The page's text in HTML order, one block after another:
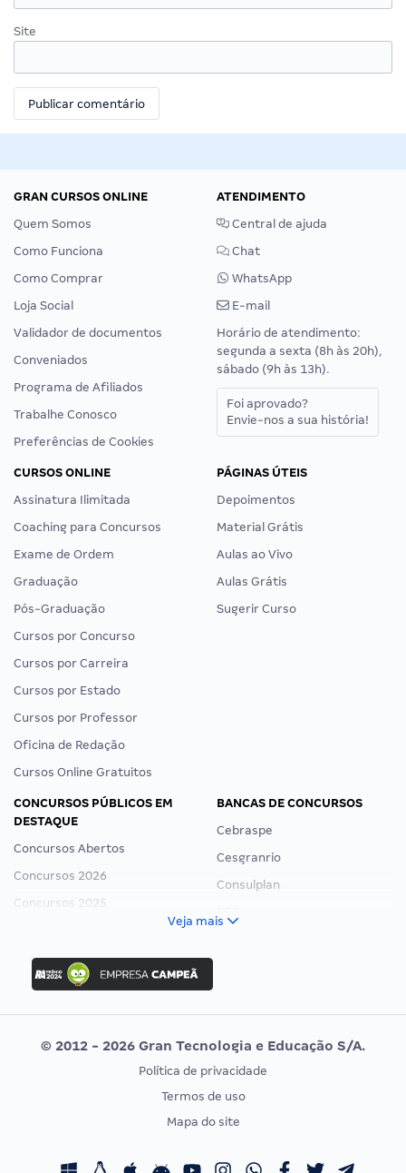
Site
GRAN CURSOS ONLINE
Quem Somos
Como Funciona
Como Comprar
Loja Social
Validador de documentos
Conveniados
Programa de Afiliados
Trabalhe Conosco
Preferências de Cookies
ATENDIMENTO
Central de ajuda
Chat
WhatsApp
E-mail
Horário de atendimento:
segunda a sexta (8h às 20h),
sábado (9h às 13h).
Foi aprovado?
Envie-nos a sua história!
CURSOS ONLINE
Assinatura Ilimitada
Coaching para Concursos
Exame de Ordem
Graduação
Pós-Graduação
Cursos por Concurso
Cursos por Carreira
Cursos por Estado
Cursos por Professor
Oficina de Redação
Cursos Online Gratuitos
PÁGINAS ÚTEIS
Depoimentos
Material Grátis
Aulas ao Vivo
Aulas Grátis
Sugerir Curso
CONCURSOS PÚBLICOS EM
DESTAQUE
Concursos Abertos
Concursos 2026
Concursos 2025
Concurso Ibama
Concurso MPU
Editais publicados
BANCAS DE CONCURSOS
Cebraspe
Cesgranrio
Consulplan
Vunesp
CONCURSOS POR PROFISSÃO
Concursos Fiscais
EXAME DE ORDEM
Calendário OAB
Veja mais
© 2012 - 2026 Gran Tecnologia e Educação S/A.
Política de privacidade
Termos de uso
Mapa do site